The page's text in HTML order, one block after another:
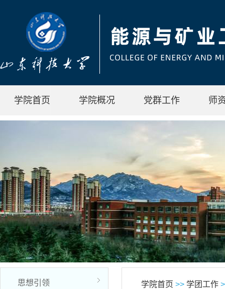
学院首页 学院概况 党群工作 师
思想引领 学院首页 >> 学团工作